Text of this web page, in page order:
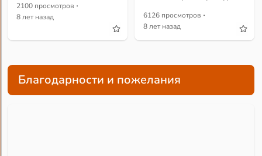
2100 просмотров ·
8 лет назад 6126 просмотров ·
8 лет назад
Благодарности и пожелания